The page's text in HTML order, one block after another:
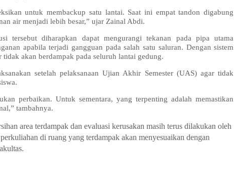
untuk membackup satu lantai. Saat ini empat tandon digabung
air menjadi lebih besar,” ujar Zainal Abdi.
tersebut diharapkan dapat mengurangi tekanan pada pipa utama
apabila terjadi gangguan pada salah satu saluran. Dengan sistem
tidak akan berdampak pada seluruh lantai gedung.
setelah pelaksanaan Ujian Akhir Semester (UAS) agar tidak
perbaikan. Untuk sementara, yang terpenting adalah memastikan
tambahnya.
area terdampak dan evaluasi kerusakan masih terus dilakukan oleh
di ruang yang terdampak akan menyesuaikan dengan